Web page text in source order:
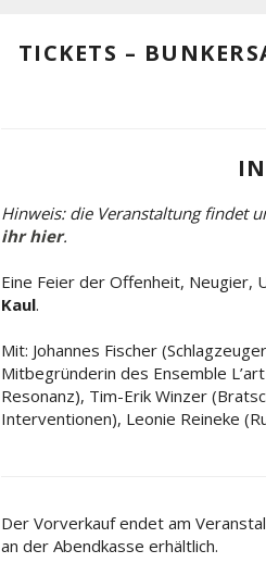
TICKETS –
Hinweis: die Veranstaltung findet
ihr hier.
Eine Feier der Offenheit, Neugier,
Kaul.
Mit: Johannes Fischer
Mitbegründerin des Ensemble
Resonanz), Tim-Erik Winzer
Interventionen), Leonie Reineke
Der Vorverkauf endet am
an der Abendkasse erhältlich.